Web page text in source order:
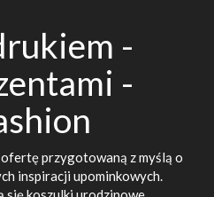
-
-
przygotowaną z myślą o
inspiracji upominkowych.